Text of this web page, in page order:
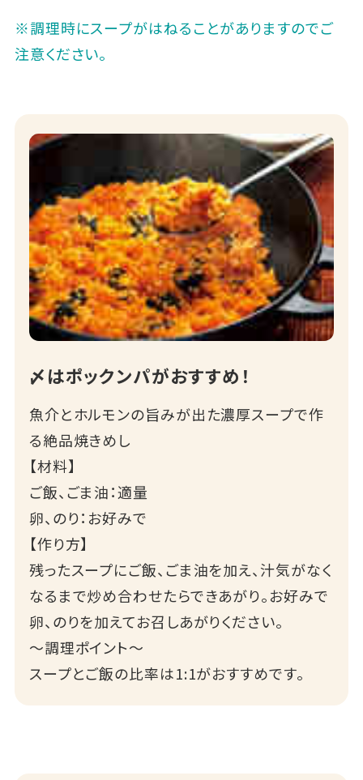
※調理時にスープがはねることがありますのでご
注意ください。
〆はポックンパがおすすめ！
魚介とホルモンの旨みが出た濃厚スープで作
る絶品焼きめし
【材料】
ご飯、ごま油：適量
卵、のり：お好みで
【作り方】
残ったスープにご飯、ごま油を加え、汁気がなく
なるまで炒め合わせたらできあがり。お好みで
卵、のりを加えてお召しあがりください。
～調理ポイント～
スープとご飯の比率は1:1がおすすめです。